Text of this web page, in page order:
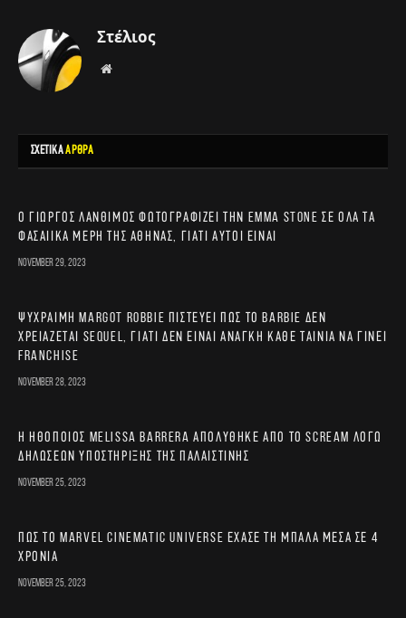
Στέλιος
Website
ΣΧΕΤΙΚΑΑΡΘΡΑ
Ο Γιώργος Λάνθιμος φωτογραφίζει την Emma Stone σε όλα τα
φασαίικα μέρη της Αθήνας, γιατί αυτοί είναι
November 29, 2023
Ψύχραιμη Margot Robbie πιστεύει πως το Barbie δεν
χρειάζεται sequel, γιατί δεν είναι ανάγκη κάθε ταινία να γίνει
franchise
November 28, 2023
Η ηθοποιός Melissa Barrera απολύθηκε από το Scream λόγω
δηλώσεων υποστήριξης της Παλαιστίνης
November 25, 2023
Πώς το Marvel Cinematic Universe έχασε τη μπάλα μέσα σε 4
χρόνια
November 25, 2023